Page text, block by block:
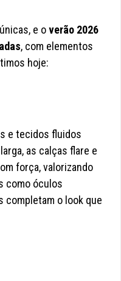
e overão 2026
, com elementos
hoje:
e tecidos fluidos
as calças flare e
força, valorizando
como óculos
completam o look que